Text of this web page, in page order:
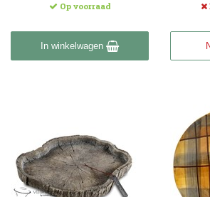
Op voorraad
In winkelwagen